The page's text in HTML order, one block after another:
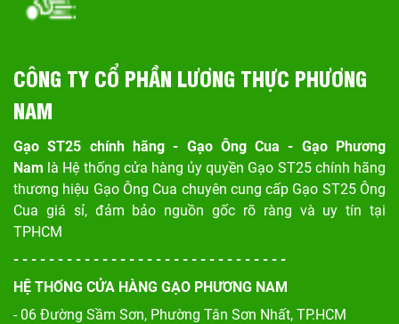
CÔNG TY CỔ PHẦN LƯƠNG THỰC PHƯƠNG
NAM
Gạo ST25 chính hãng - Gạo Ông Cua - Gạo Phương
Nam là Hệ thống cửa hàng ủy quyền Gạo ST25 chính hãng
thương hiệu Gạo Ông Cua chuyên cung cấp Gạo ST25 Ông
Cua giá sỉ, đảm bảo nguồn gốc rõ ràng và uy tín tại
TPHCM
- - - - - - - - - - - - - - - - - - - - - - - - - - - - - - -
HỆ THỐNG CỬA HÀNG GẠO PHƯƠNG NAM
- 06 Đường Sầm Sơn, Phường Tân Sơn Nhất, TP.HCM